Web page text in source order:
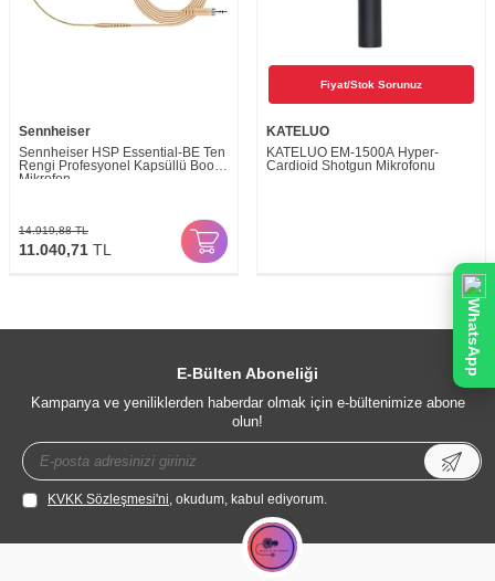
Sennheiser
Sennheiser HSP Essential-BE Ten
Rengi Profesyonel Kapsüllü Boom
Mikrofon
14.919,88TL
11.040,71 TL
Fiyat/Stok Sorunuz
KATELUO
KATELUO EM-1500A Hyper-
Cardioid Shotgun Mikrofonu
E-Bülten Aboneliği
Kampanya ve yeniliklerden haberdar olmak için e-bültenimize abone
olun!
KVKK Sözleşmesi'ni, okudum, kabul ediyorum.
WhatsApp